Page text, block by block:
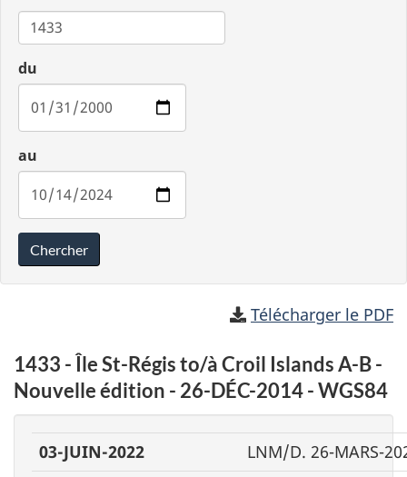
Carte
du
au
Chercher
Télécharger le PDF
1433 - Île St-Régis to/à Croil Islands A-B -
Nouvelle édition - 26-DÉC-2014 - WGS84
03-JUIN-2022
LNM/D. 26-MARS-